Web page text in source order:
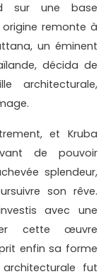
sur une base
origine remonte à
un éminent
décida de
architecturale,
et Kruba
de pouvoir
splendeur,
son rêve.
avec une
cette œuvre
enfin sa forme
fut